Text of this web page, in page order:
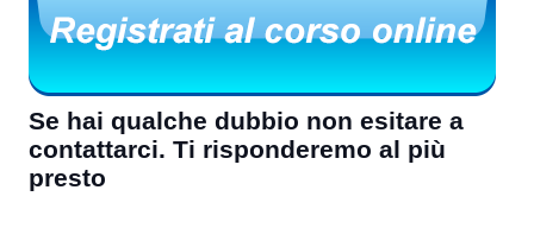
Se hai qualche dubbio non esitare a
contattarci. Ti risponderemo al più
presto